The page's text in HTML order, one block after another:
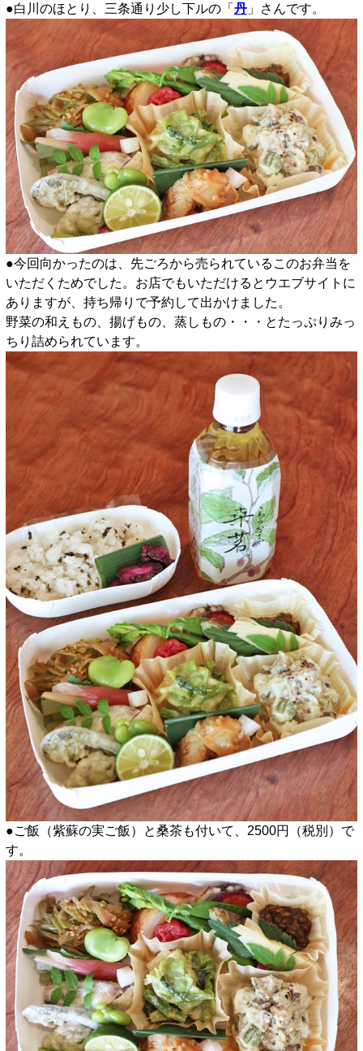
●白川のほとり、三条通り少し下ルの「 丹」さんです。
●今回向かったのは、先ごろから売られているこのお弁当を
いただくためでした。お店でもいただけるとウエブサイトに
ありますが、持ち帰りで予約して出かけました。
野菜の和えもの、揚げもの、蒸しもの・・・とたっぷりみっ
ちり詰められています。
●ご飯（紫蘇の実ご飯）と桑茶も付いて、2500円（税別）で
す。